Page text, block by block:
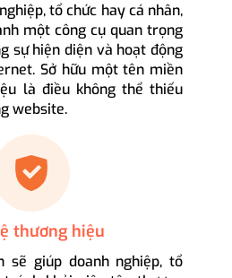
tổ chức hay cá nhân,
một công cụ quan trọng
sự hiện diện và hoạt động
Sở hữu một tên miền
là điều không thể thiếu
website.
thương hiệu
sẽ giúp doanh nghiệp, tổ